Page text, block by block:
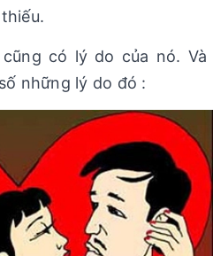
có lý do của nó. Và
những lý do đó :